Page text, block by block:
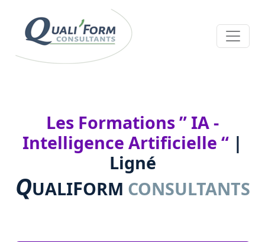
Les Formations ” IA -
Intelligence Artificielle “ |
Ligné
QUALIFORM CONSULTANTS